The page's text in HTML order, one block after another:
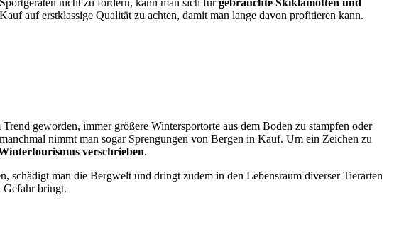
auf erstklassige Qualität zu achten, damit man lange davon profitieren kann.
Trend geworden, immer größere Wintersportorte aus dem Boden zu stampfen oder
nimmt man sogar Sprengungen von Bergen in Kauf. Um ein Zeichen zu
verschrieben.
schädigt man die Bergwelt und dringt zudem in den Lebensraum diverser Tierarten
Gefahr bringt.